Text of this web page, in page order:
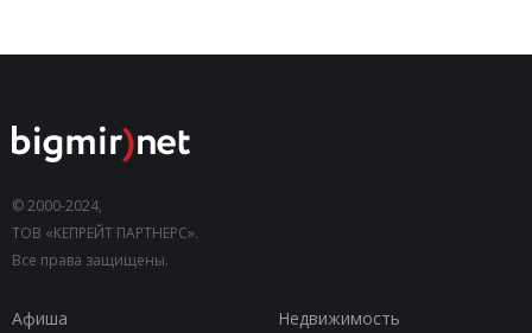
© 2000-2024,
ТОВ «КЕПРЕЙТ ПАРТНЕРС».
Все права защищены.
Афиша
Недвижимость